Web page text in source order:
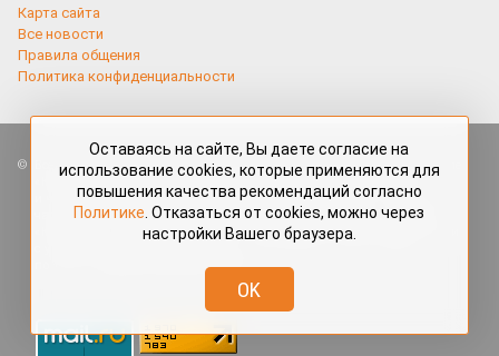
Карта сайта
Все новости
Правила общения
Политика конфиденциальности
Все права защищены. Любые материалы, размещённые на портале
«Красраб.ру» сотрудниками редакции, нештатными авторами
и читателями, являются объектами авторского права. Полное или
частичное использование материалов, размещённых на портале
«Красраб.ру», допускается только с письменного согласия редакции
redaktor@krasrab.krsn.ru.
Оставаясь на сайте, Вы даете согласие на
использование cookies, которые применяются для
повышения качества рекомендаций согласно
Политике . Отказаться от cookies, можно через
настройки Вашего браузера.
OK